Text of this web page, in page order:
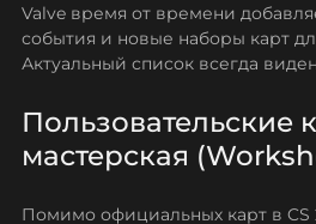
Valve время от времени
события и новые наборы карт
Актуальный список всегда
Пользовательские
мастерская
Помимо официальных карт в CS